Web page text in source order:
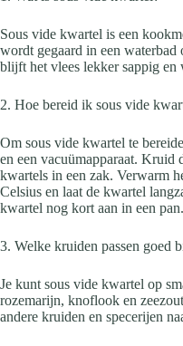
Sous vide kwartel is een
wordt gegaard in een waterbad
blijft het vlees lekker sappig en
2. Hoe bereid ik sous vide
Om sous vide kwartel te
en een vacuümapparaat. Kruid
kwartels in een zak. Verwarm
Celsius en laat de kwartel
kwartel nog kort aan in een pan.
3. Welke kruiden passen goed
Je kunt sous vide kwartel op
rozemarijn, knoflook en
andere kruiden en specerijen